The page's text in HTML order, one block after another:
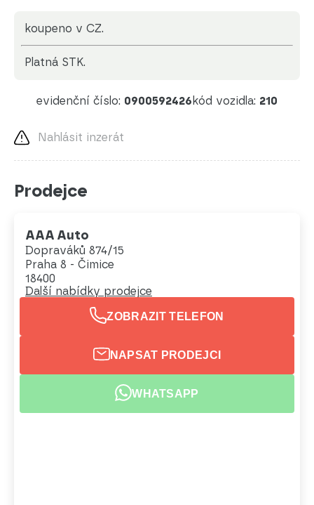
koupeno v CZ.
platná STK.
evidenční číslo: 0900592426 kód vozidla: 210
Nahlásit inzerát
Prodejce
AAA Auto
Dopraváků 874/15
Praha 8 - Čimice
18400
Další nabídky prodejce
ZOBRAZIT TELEFON
NAPSAT PRODEJCI
WHATSAPP